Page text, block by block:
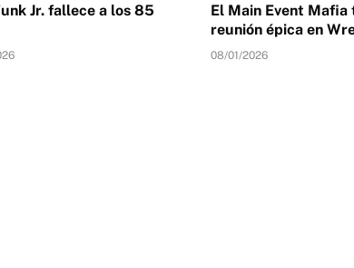
Jr. fallece a los 85
El Main Event Mafia
reunión épica en
08/01/2026